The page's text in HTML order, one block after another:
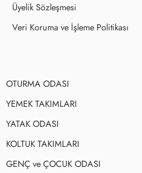
Üyelik Sözleşmesi
Veri Koruma ve İşleme Politikası
OTURMA ODASI
YEMEK TAKIMLARI
YATAK ODASI
KOLTUK TAKIMLARI
GENÇ ve ÇOCUK ODASI